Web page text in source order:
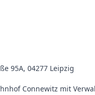
95A, 04277 Leipzig
Connewitz mit